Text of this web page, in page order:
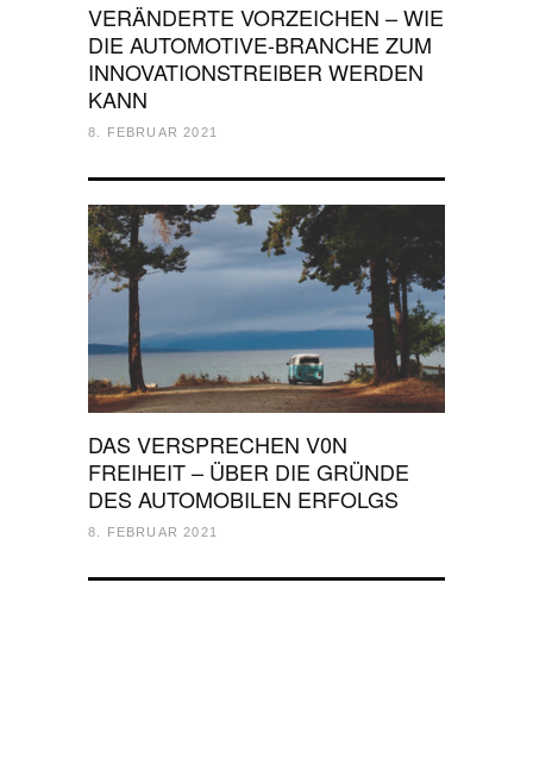
VERÄNDERTE VORZEICHEN – WIE
DIE AUTOMOTIVE-BRANCHE ZUM
INNOVATIONSTREIBER WERDEN
KANN
8. FEBRUAR 2021
DAS VERSPRECHEN V0N
FREIHEIT – ÜBER DIE GRÜNDE
DES AUTOMOBILEN ERFOLGS
8. FEBRUAR 2021